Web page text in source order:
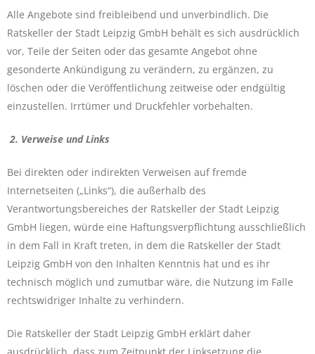
Alle Angebote sind freibleibend und unverbindlich. Die
Ratskeller der Stadt Leipzig GmbH behält es sich ausdrücklich
vor, Teile der Seiten oder das gesamte Angebot ohne
gesonderte Ankündigung zu verändern, zu ergänzen, zu
löschen oder die Veröffentlichung zeitweise oder endgültig
einzustellen. Irrtümer und Druckfehler vorbehalten.
2. Verweise und Links
Bei direkten oder indirekten Verweisen auf fremde
Internetseiten („Links“), die außerhalb des
Verantwortungsbereiches der Ratskeller der Stadt Leipzig
GmbH liegen, würde eine Haftungsverpflichtung ausschließlich
in dem Fall in Kraft treten, in dem die Ratskeller der Stadt
Leipzig GmbH von den Inhalten Kenntnis hat und es ihr
technisch möglich und zumutbar wäre, die Nutzung im Falle
rechtswidriger Inhalte zu verhindern.
Die Ratskeller der Stadt Leipzig GmbH erklärt daher